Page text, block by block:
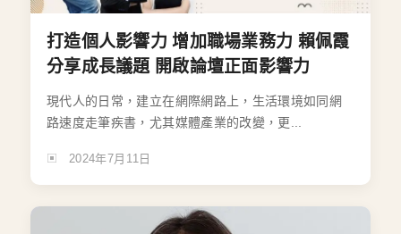
打造個人影響力 增加職場業務力 賴佩霞
分享成長議題 開啟論壇正面影響力
現代人的日常，建立在網際網路上，生活環境如同網
路速度走筆疾書，尤其媒體產業的改變，更...
2024年7月11日